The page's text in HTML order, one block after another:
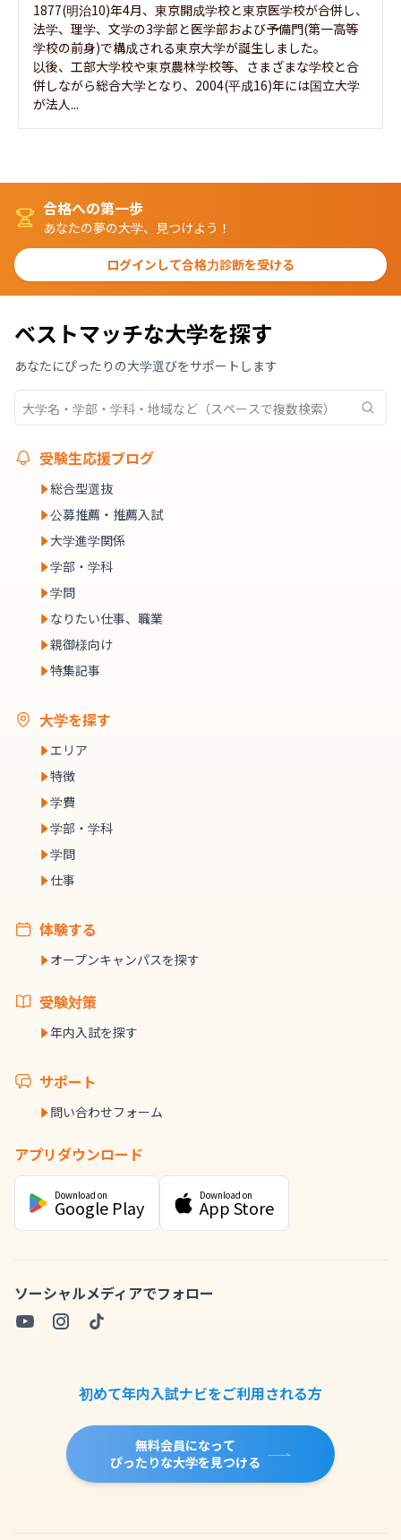
1877(明治10)年4月、東京開成学校と東京医学校が合併し、
法学、理学、文学の3学部と医学部および予備門(第一高等
学校の前身)で構成される東京大学が誕生しました。
以後、工部大学校や東京農林学校等、さまざまな学校と合
併しながら総合大学となり、2004(平成16)年には国立大学
が法人...
合格への第一歩
あなたの夢の大学、見つけよう！
ログインして合格力診断を受ける
ベストマッチな大学を探す
あなたにぴったりの大学選びをサポートします
受験生応援ブログ
総合型選抜
公募推薦・推薦入試
大学進学関係
学部・学科
学問
なりたい仕事、職業
親御様向け
特集記事
大学を探す
エリア
特徴
学費
学部・学科
学問
仕事
体験する
オープンキャンパスを探す
受験対策
年内入試を探す
サポート
問い合わせフォーム
アプリダウンロード
Download on
Google Play
Download on
App Store
ソーシャルメディアでフォロー
初めて年内入試ナビをご利用される方
無料会員になって
ぴったりな大学を見つける